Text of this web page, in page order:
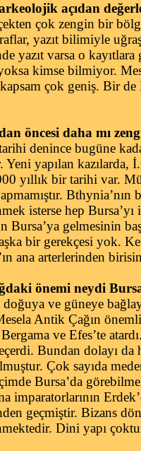
açıdan
çok zengin bir
yazıt bilimiyle
yazıt varsa o
yoksa kimse bilmiyor.
çok geniş. Bir
öncesi daha mı
denince bugüne
Yeni yapılan
yıllık bir tarihi var.
isterse hep
Bursa’ya gelmesinin
bir gerekçesi yok.
ana arterlerinden
önemi neydi
doğuya ve güneye
Antik Çağın
ve Efes’te
Bundan dolayı
Çok sayıda
Bursa’da
imparatorlarının
geçmiştir. Bizans
Dini yapı